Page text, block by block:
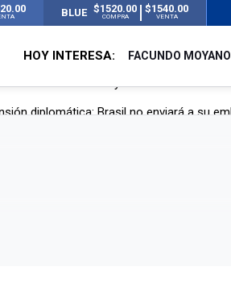
BLUE $1520.00
COMPRA
$1540.00
VENTA
HOY INTERESA: FACUNDO MOYANO